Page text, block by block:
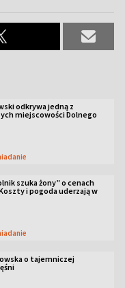
odkrywa jedną z
miejscowości Dolnego
szuka żony” o cenach
i pogoda uderzają w
o tajemniczej